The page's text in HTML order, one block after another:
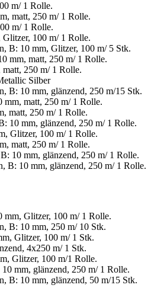
m/ 1 Rolle.
matt, 250 m/ 1 Rolle.
m/ 1 Rolle.
100 m/ 1 Rolle.
B: 10 mm, Glitzer, 100 m/ 5 Stk.
mm, matt, 250 m/ 1 Rolle.
250 m/ 1 Rolle.
Silber
B: 10 mm, glänzend, 250 m/15 Stk.
mm, matt, 250 m/ 1 Rolle.
matt, 250 m/ 1 Rolle.
10 mm, glänzend, 250 m/ 1 Rolle.
Glitzer, 100 m/ 1 Rolle.
matt, 250 m/ 1 Rolle.
10 mm, glänzend, 250 m/ 1 Rolle.
B: 10 mm, glänzend, 250 m/ 1 Rolle.
mm, Glitzer, 100 m/ 1 Rolle.
B: 10 mm, 250 m/ 10 Stk.
Glitzer, 100 m/ 1 Stk.
4x250 m/ 1 Stk.
Glitzer, 100 m/1 Rolle.
mm, glänzend, 250 m/ 1 Rolle.
B: 10 mm, glänzend, 50 m/15 Stk.